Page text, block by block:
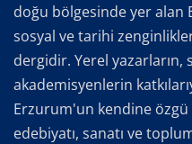
doğu bölgesinde yer
sosyal ve tarihi
dergidir. Yerel yazarların,
akademisyenlerin
Erzurum'un kendine
edebiyatı, sanatı ve